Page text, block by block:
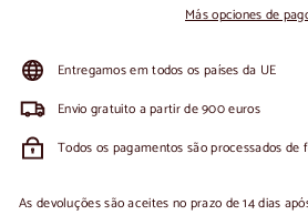
Más opciones de
Entregamos em todos os países da UE
Envio gratuito a partir de 900 euros
Todos os pagamentos são processados de
As devoluções são aceites no prazo de 14 dias